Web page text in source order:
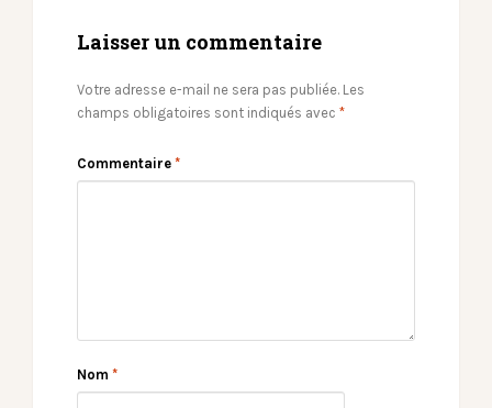
Laisser un commentaire
Votre adresse e-mail ne sera pas publiée. Les
champs obligatoires sont indiqués avec *
Commentaire *
Nom *